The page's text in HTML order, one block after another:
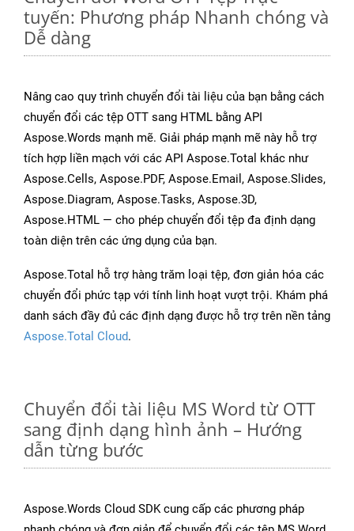
tuyến: Phương pháp Nhanh chóng và
Dễ dàng
Nâng cao quy trình chuyển đổi tài liệu của bạn bằng cách
chuyển đổi các tệp OTT sang HTML bằng API
Aspose.Words mạnh mẽ. Giải pháp mạnh mẽ này hỗ trợ
tích hợp liền mạch với các API Aspose.Total khác như
Aspose.Cells, Aspose.PDF, Aspose.Email, Aspose.Slides,
Aspose.Diagram, Aspose.Tasks, Aspose.3D,
Aspose.HTML — cho phép chuyển đổi tệp đa định dạng
toàn diện trên các ứng dụng của bạn.
Aspose.Total hỗ trợ hàng trăm loại tệp, đơn giản hóa các
chuyển đổi phức tạp với tính linh hoạt vượt trội. Khám phá
danh sách đầy đủ các định dạng được hỗ trợ trên nền tảng
Aspose.Total Cloud.
Chuyển đổi tài liệu MS Word từ OTT
sang định dạng hình ảnh – Hướng
dẫn từng bước
Aspose.Words Cloud SDK cung cấp các phương pháp